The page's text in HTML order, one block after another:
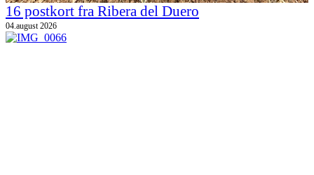
16 postkort fra Ribera del Duero
04.august 2026